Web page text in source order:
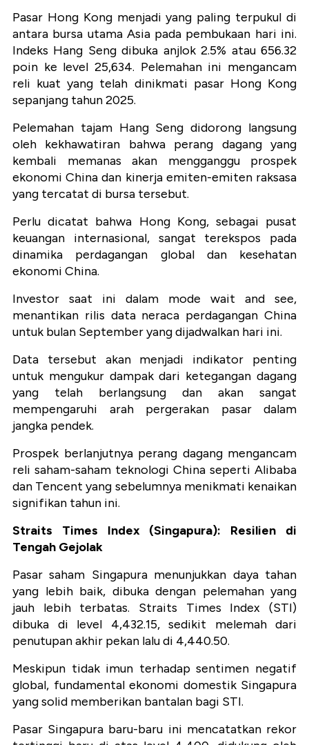
Pasar Hong Kong menjadi yang paling terpukul di
antara bursa utama Asia pada pembukaan hari ini.
Indeks Hang Seng dibuka anjlok 2.5% atau 656.32
poin ke level 25,634. Pelemahan ini mengancam
reli kuat yang telah dinikmati pasar Hong Kong
sepanjang tahun 2025.
Pelemahan tajam Hang Seng didorong langsung
oleh kekhawatiran bahwa perang dagang yang
kembali memanas akan mengganggu prospek
ekonomi China dan kinerja emiten-emiten raksasa
yang tercatat di bursa tersebut.
Perlu dicatat bahwa Hong Kong, sebagai pusat
keuangan internasional, sangat terekspos pada
dinamika perdagangan global dan kesehatan
ekonomi China.
Investor saat ini dalam mode wait and see,
menantikan rilis data neraca perdagangan China
untuk bulan September yang dijadwalkan hari ini.
Data tersebut akan menjadi indikator penting
untuk mengukur dampak dari ketegangan dagang
yang telah berlangsung dan akan sangat
mempengaruhi arah pergerakan pasar dalam
jangka pendek.
Prospek berlanjutnya perang dagang mengancam
reli saham-saham teknologi China seperti Alibaba
dan Tencent yang sebelumnya menikmati kenaikan
signifikan tahun ini.
Straits Times Index (Singapura): Resilien di
Tengah Gejolak
Pasar saham Singapura menunjukkan daya tahan
yang lebih baik, dibuka dengan pelemahan yang
jauh lebih terbatas. Straits Times Index (STI)
dibuka di level 4,432.15, sedikit melemah dari
penutupan akhir pekan lalu di 4,440.50.
Meskipun tidak imun terhadap sentimen negatif
global, fundamental ekonomi domestik Singapura
yang solid memberikan bantalan bagi STI.
Pasar Singapura baru-baru ini mencatatkan rekor